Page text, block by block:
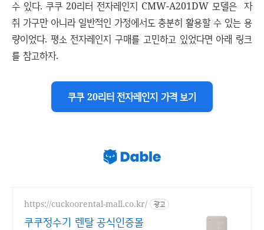
수 있다. 쿠쿠 20리터 전자레인지 CMW-A201DW 모델은 자
취 가구만 아니라 일반적인 가정에서도 충분히 활용할 수 있는 용
량이었다. 평소 전자레인지 구매를 고민하고 있었다면 아래 링크
를 참고하자.
쿠쿠 20리터 전자레인지 가격 보기
https://cuckoorental-mall.co.kr/ 광고
쿠쿠정수기 렌탈 공식인증몰